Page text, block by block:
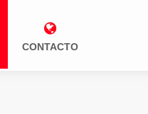
CONTACTO